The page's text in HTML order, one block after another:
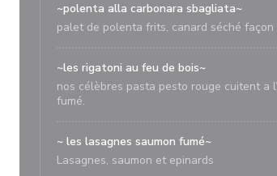
~polenta alla carbonara sbagliata~
palet de polenta frits, canard séché
~les rigatoni au feu de bois~
nos célèbres pasta pesto rouge cuitent a
fumé.
~ les lasagnes saumon fumé~
Lasagnes, saumon et epinards